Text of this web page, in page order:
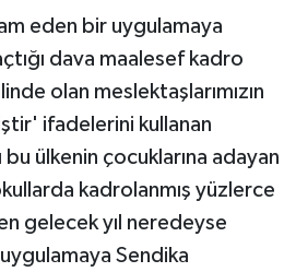
eden bir uygulamaya
dava maalesef kadro
olan meslektaşlarımızın
ifadelerini kullanan
bu ülkenin çocuklarına adayan
kadrolanmış yüzlerce
gelecek yıl neredeyse
Sendika